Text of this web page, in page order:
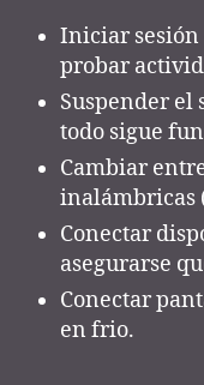
Iniciar sesión
probar
Suspender el
todo sigue
Cambiar
inalámbricas
Conectar
asegurarse
Conectar
en frio.